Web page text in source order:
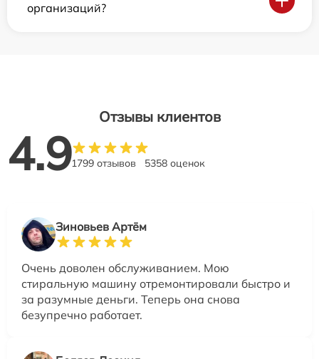
организаций?
Отзывы клиентов
4.91799 отзывов 5358 оценок
Зиновьев Артём
Очень доволен обслуживанием. Мою
стиральную машину отремонтировали быстро и
за разумные деньги. Теперь она снова
безупречно работает.